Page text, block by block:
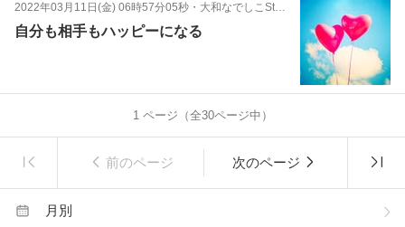
2022年03月11日(金) 06時57分05秒 ・ 大和なでしこStyle
自分も相手もハッピーになる
1ページ（全30ページ中）
前のページ 次のページ
月別